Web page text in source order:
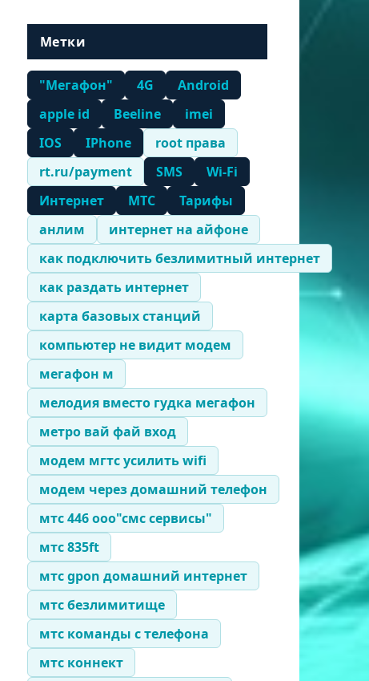
Метки
"Мегафон" 4G
Android
apple id
Beeline
imei
IOS
IPhone
root права
rt.ru/payment
SMS
Wi-Fi
Интернет
МТС
Тарифы
анлим
интернет на айфоне
как подключить безлимитный интернет
как раздать интернет
карта базовых станций
компьютер не видит модем
мегафон м
мелодия вместо гудка мегафон
метро вай фай вход
модем мгтс усилить wifi
модем через домашний телефон
мтс 446 ооо"смс сервисы"
мтс 835ft
мтс gpon домашний интернет
мтс безлимитище
мтс команды с телефона
мтс коннект